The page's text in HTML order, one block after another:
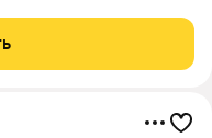
сады, Торговые